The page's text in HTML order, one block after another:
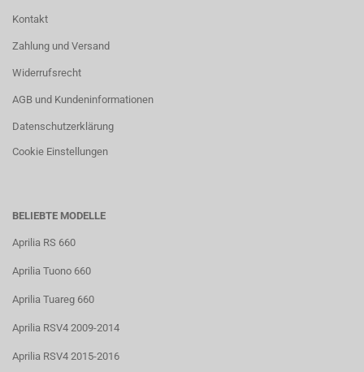
Kontakt
Zahlung und Versand
Widerrufsrecht
AGB und Kundeninformationen
Datenschutzerklärung
Cookie Einstellungen
BELIEBTE MODELLE
Aprilia RS 660
Aprilia Tuono 660
Aprilia Tuareg 660
Aprilia RSV4 2009-2014
Aprilia RSV4 2015-2016